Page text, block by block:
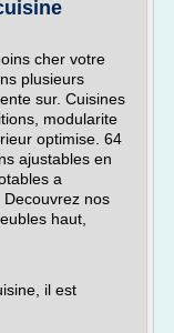
cher votre
plusieurs
sur. Cuisines
modularite
optimise. 64
ajustables en
a
nos
haut,
il est